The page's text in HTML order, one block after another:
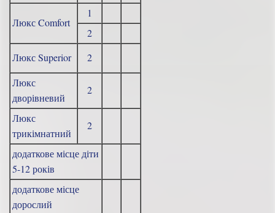
Люкс Comfort
1
2
Люкс Superior
2
Люкс
дворівневий
2
Люкс
трикімнатний
2
додаткове місце діти
5-12 років
додаткове місце
дорослий